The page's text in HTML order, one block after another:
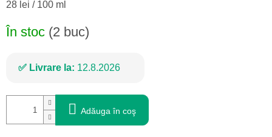
Evaluare
28 lei / 100 ml
În stoc (2 buc)
Livrare la: 12.8.2026
Adăuga în coş